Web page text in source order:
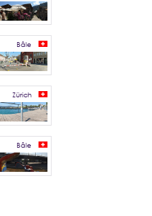
Bâle
Zürich
Bâle